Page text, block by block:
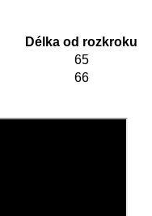
Délka od rozkroku
65
66